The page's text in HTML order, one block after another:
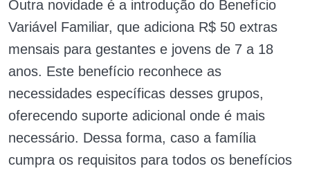
Outra novidade é a introdução do Benefício
Variável Familiar, que adiciona R$ 50 extras
mensais para gestantes e jovens de 7 a 18
anos. Este benefício reconhece as
necessidades específicas desses grupos,
oferecendo suporte adicional onde é mais
necessário. Dessa forma, caso a família
cumpra os requisitos para todos os benefícios